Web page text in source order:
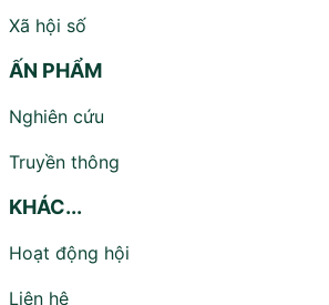
Xã hội số
ẤN PHẨM
Nghiên cứu
Truyền thông
KHÁC...
Hoạt động hội
Liên hệ